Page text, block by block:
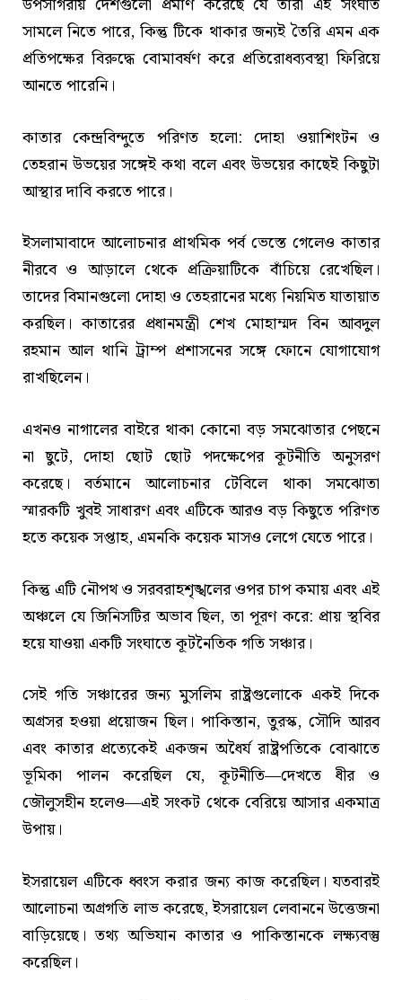
সামলে নিতে পারে, কিন্তু টিকে থাকার জন্যই তৈরি এমন এক
প্রতিপক্ষের বিরুদ্ধে বোমাবর্ষণ করে প্রতিরোধব্যবস্থা ফিরিয়ে
আনতে পারেনি।
কাতার কেন্দ্রবিন্দুতে পরিণত হলো: দোহা ওয়াশিংটন ও
তেহরান উভয়ের সঙ্গেই কথা বলে এবং উভয়ের কাছেই কিছুটা
আস্থার দাবি করতে পারে।
ইসলামাবাদে আলোচনার প্রাথমিক পর্ব ভেস্তে গেলেও কাতার
নীরবে ও আড়ালে থেকে প্রক্রিয়াটিকে বাঁচিয়ে রেখেছিল।
তাদের বিমানগুলো দোহা ও তেহরানের মধ্যে নিয়মিত যাতায়াত
করছিল। কাতারের প্রধানমন্ত্রী শেখ মোহাম্মদ বিন আবদুল
রহমান আল থানি ট্রাম্প প্রশাসনের সঙ্গে ফোনে যোগাযোগ
রাখছিলেন।
এখনও নাগালের বাইরে থাকা কোনো বড় সমঝোতার পেছনে
না ছুটে, দোহা ছোট ছোট পদক্ষেপের কূটনীতি অনুসরণ
করেছে। বর্তমানে আলোচনার টেবিলে থাকা সমঝোতা
স্মারকটি খুবই সাধারণ এবং এটিকে আরও বড় কিছুতে পরিণত
হতে কয়েক সপ্তাহ, এমনকি কয়েক মাসও লেগে যেতে পারে।
কিন্তু এটি নৌপথ ও সরবরাহশৃঙ্খলের ওপর চাপ কমায় এবং এই
অঞ্চলে যে জিনিসটির অভাব ছিল, তা পূরণ করে: প্রায় স্থবির
হয়ে যাওয়া একটি সংঘাতে কূটনৈতিক গতি সঞ্চার।
সেই গতি সঞ্চারের জন্য মুসলিম রাষ্ট্রগুলোকে একই দিকে
অগ্রসর হওয়া প্রয়োজন ছিল। পাকিস্তান, তুরস্ক, সৌদি আরব
এবং কাতার প্রত্যেকেই একজন অধৈর্য রাষ্ট্রপতিকে বোঝাতে
ভূমিকা পালন করেছিল যে, কূটনীতি—দেখতে ধীর ও
জৌলুসহীন হলেও—এই সংকট থেকে বেরিয়ে আসার একমাত্র
উপায়।
ইসরায়েল এটিকে ধ্বংস করার জন্য কাজ করেছিল। যতবারই
আলোচনা অগ্রগতি লাভ করেছে, ইসরায়েল লেবাননে উত্তেজনা
বাড়িয়েছে। তথ্য অভিযান কাতার ও পাকিস্তানকে লক্ষ্যবস্তু
করেছিল।